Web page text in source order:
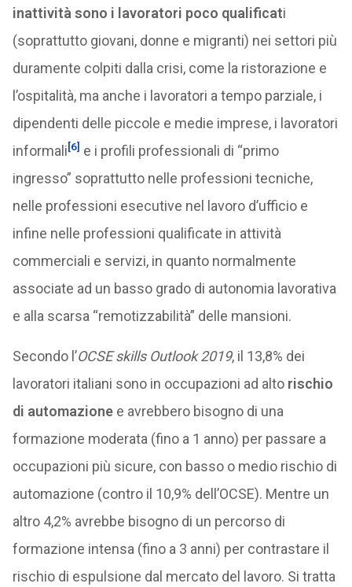
inattività sono i lavoratori poco qualificati
(soprattutto giovani, donne e migranti) nei settori più
duramente colpiti dalla crisi, come la ristorazione e
l’ospitalità, ma anche i lavoratori a tempo parziale, i
dipendenti delle piccole e medie imprese, i lavoratori
informali[6] e i profili professionali di “primo
ingresso” soprattutto nelle professioni tecniche,
nelle professioni esecutive nel lavoro d’ufficio e
infine nelle professioni qualificate in attività
commerciali e servizi, in quanto normalmente
associate ad un basso grado di autonomia lavorativa
e alla scarsa “remotizzabilità” delle mansioni.
Secondo l’OCSE skills Outlook 2019, il 13,8% dei
lavoratori italiani sono in occupazioni ad altorischio
di automazionee avrebbero bisogno di una
formazione moderata (fino a 1 anno) per passare a
occupazioni più sicure, con basso o medio rischio di
automazione (contro il 10,9% dell’OCSE). Mentre un
altro 4,2% avrebbe bisogno di un percorso di
formazione intensa (fino a 3 anni) per contrastare il
rischio di espulsione dal mercato del lavoro. Si tratta